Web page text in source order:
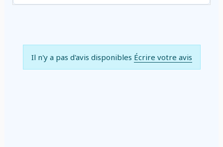
Il n'y a pas d'avis disponibles Écrire votre avis